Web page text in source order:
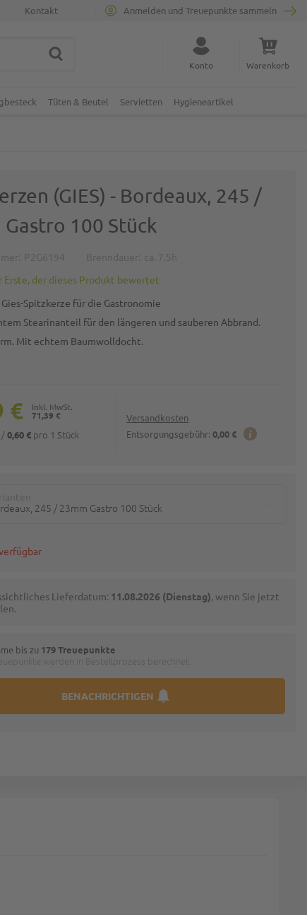
Kontakt Anmelden und Treuepunkte sammeln
Suche schließen
SUCHE Konto Warenkorb
Tüten & Beutel Servietten Hygieneartikel
(GIES) - Bordeaux, 245 /
Gastro 100 Stück
Erste, der dieses Produkt bewertet
Spitzkerze für die Gastronomie
Stearinanteil für den längeren und sauberen Abbrand.
Mit echtem Baumwolldocht.
Versandkosten
Entsorgungsgebühr: 0,00 €
71,39 €
€
/0,60 € pro 1 Stück
245 / 23mm Gastro 100 Stück
Lieferdatum: 11.08.2026 (Dienstag), wenn Sie jetzt
bis zu 179 Treuepunkte
BENACHRICHTIGEN